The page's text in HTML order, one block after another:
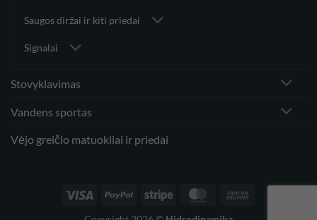
Saugos diržai ir kiti priedai
Signalai
Stovyklavimas
Vandens sportas
Vėjo greičio matuokliai ir priedai
Visa PayPal Stripe MasterCard